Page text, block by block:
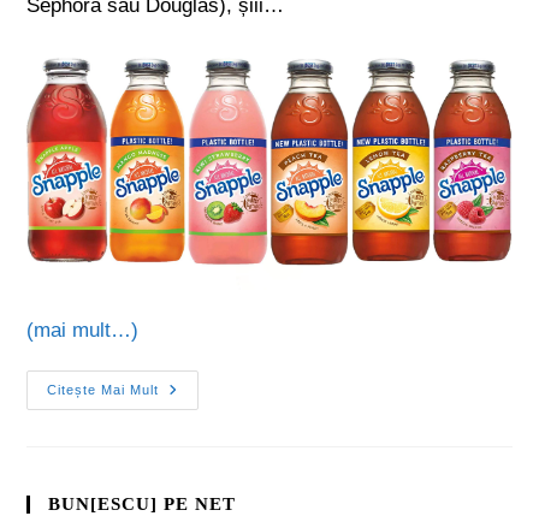
Sephora sau Douglas), șiii…
(mai mult…)
Citește Mai Mult
BUN[ESCU] PE NET